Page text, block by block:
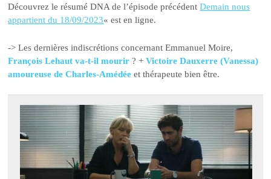
Découvrez le résumé DNA de l’épisode précédentDemain nous
appartient du 18/09/2023« est en ligne.
-> Les dernières indiscrétions concernant Emmanuel Moire,
François Lehaut va-t-il mourir ? +Victoire Dauxerre (Vanessa)
amoureuse de Charles-Amédée et thérapeute bien être.